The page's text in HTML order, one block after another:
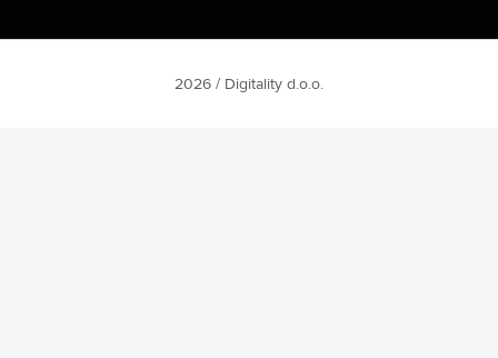
2026 / Digitality d.o.o.